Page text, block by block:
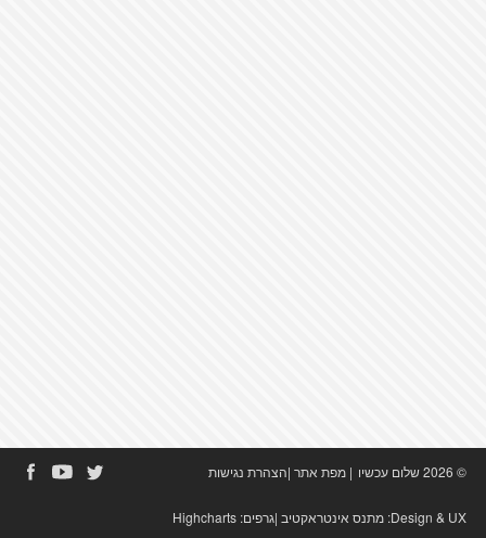
© 2026 שלום עכשיו | מפת אתר|הצהרת נגישות
Design & UX: מתנס אינטראקטיב|גרפים: Highcharts